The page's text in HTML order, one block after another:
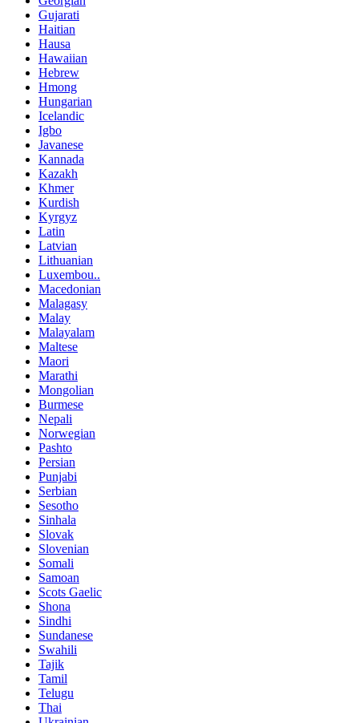
Gujarati
Haitian
Hausa
Hawaiian
Hebrew
Hmong
Hungarian
Icelandic
Igbo
Javanese
Kannada
Kazakh
Khmer
Kurdish
Kyrgyz
Latin
Latvian
Lithuanian
Luxembou..
Macedonian
Malagasy
Malay
Malayalam
Maltese
Maori
Marathi
Mongolian
Burmese
Nepali
Norwegian
Pashto
Persian
Punjabi
Serbian
Sesotho
Sinhala
Slovak
Slovenian
Somali
Samoan
Scots Gaelic
Shona
Sindhi
Sundanese
Swahili
Tajik
Tamil
Telugu
Thai